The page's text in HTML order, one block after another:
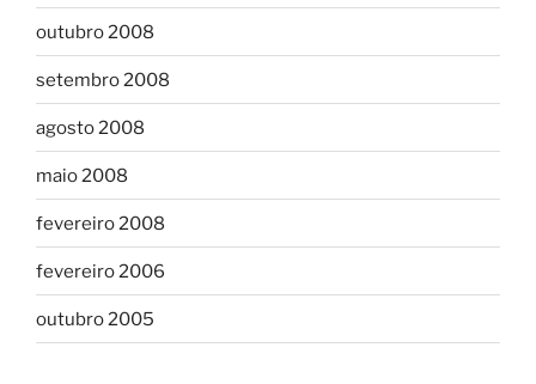
outubro 2008
setembro 2008
agosto 2008
maio 2008
fevereiro 2008
fevereiro 2006
outubro 2005